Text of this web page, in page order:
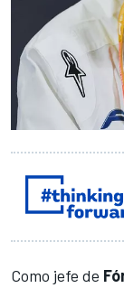
Como jefe de